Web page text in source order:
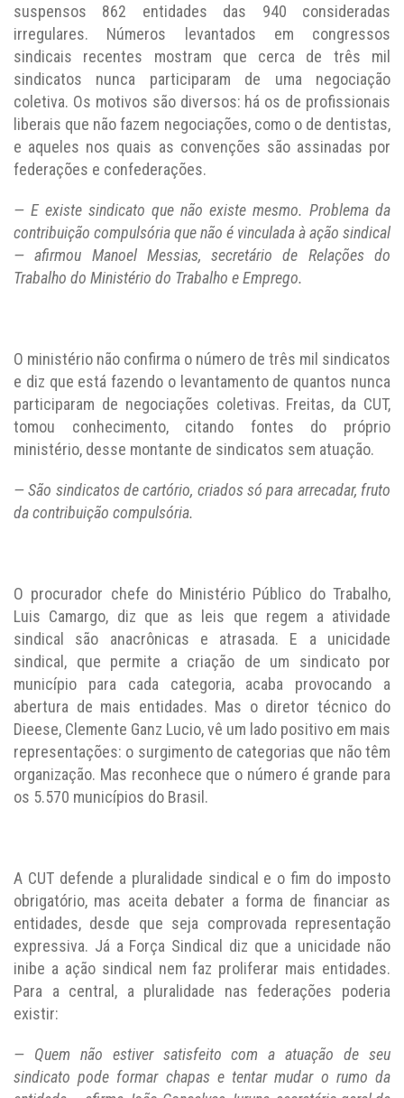
suspensos 862 entidades das 940 consideradas
irregulares. Números levantados em congressos
sindicais recentes mostram que cerca de três mil
sindicatos nunca participaram de uma negociação
coletiva. Os motivos são diversos: há os de profissionais
liberais que não fazem negociações, como o de dentistas,
e aqueles nos quais as convenções são assinadas por
federações e confederações.
— E existe sindicato que não existe mesmo. Problema da
contribuição compulsória que não é vinculada à ação sindical
— afirmou Manoel Messias, secretário de Relações do
Trabalho do Ministério do Trabalho e Emprego.
O ministério não confirma o número de três mil sindicatos
e diz que está fazendo o levantamento de quantos nunca
participaram de negociações coletivas. Freitas, da CUT,
tomou conhecimento, citando fontes do próprio
ministério, desse montante de sindicatos sem atuação.
— São sindicatos de cartório, criados só para arrecadar, fruto
da contribuição compulsória.
O procurador chefe do Ministério Público do Trabalho,
Luis Camargo, diz que as leis que regem a atividade
sindical são anacrônicas e atrasada. E a unicidade
sindical, que permite a criação de um sindicato por
município para cada categoria, acaba provocando a
abertura de mais entidades. Mas o diretor técnico do
Dieese, Clemente Ganz Lucio, vê um lado positivo em mais
representações: o surgimento de categorias que não têm
organização. Mas reconhece que o número é grande para
os 5.570 municípios do Brasil.
A CUT defende a pluralidade sindical e o fim do imposto
obrigatório, mas aceita debater a forma de financiar as
entidades, desde que seja comprovada representação
expressiva. Já a Força Sindical diz que a unicidade não
inibe a ação sindical nem faz proliferar mais entidades.
Para a central, a pluralidade nas federações poderia
existir:
— Quem não estiver satisfeito com a atuação de seu
sindicato pode formar chapas e tentar mudar o rumo da